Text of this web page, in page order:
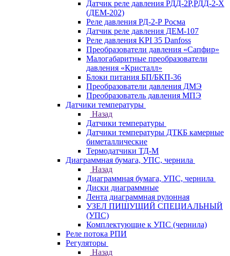
Датчик реле давления РДД-2Р,РДД-2-Х
(ДЕМ-202)
Реле давления РД-2-Р Росма
Датчик реле давления ДЕМ-107
Реле давления KPI 35 Danfoss
Преобразователи давления «Сапфир»
Малогабаритные преобразователи
давления «Кристалл»
Блоки питания БП/БКП-36
Преобразователи давления ДМЭ
Преобразователь давления МПЭ
Датчики температуры
Назад
Датчики температуры
Датчики температуры ДТКБ камерные
биметаллические
Термодатчики ТД-М
Диаграммная бумага, УПС, чернила
Назад
Диаграммная бумага, УПС, чернила
Диски диаграммные
Лента диаграммная рулонная
УЗЕЛ ПИШУЩИЙ СПЕЦИАЛЬНЫЙ
(УПС)
Комплектующие к УПС (чернила)
Реле потока РПИ
Регуляторы
Назад